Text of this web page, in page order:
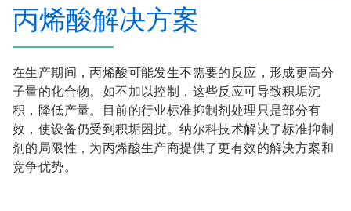
丙烯酸解决方案
在生产期间，丙烯酸可能发生不需要的反应，形成更高分
子量的化合物。如不加以控制，这些反应可导致积垢沉
积，降低产量。目前的行业标准抑制剂处理只是部分有
效，使设备仍受到积垢困扰。纳尔科技术解决了标准抑制
剂的局限性，为丙烯酸生产商提供了更有效的解决方案和
竞争优势。